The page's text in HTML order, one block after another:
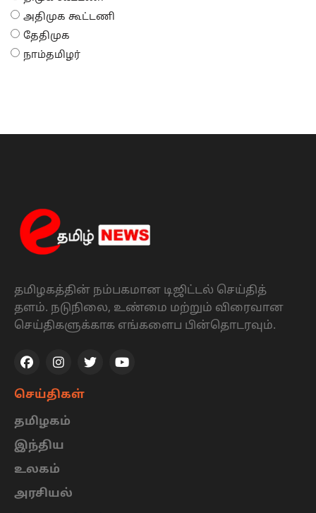
அதிமுக கூட்டணி
தேதிமுக
நாம்தமிழர்
தமிழகத்தின் நம்பகமான டிஜிட்டல் செய்தித்
தளம். நடுநிலை, உண்மை மற்றும் விரைவான
செய்திகளுக்காக எங்களைப பின்தொடரவும்.
செய்திகள்
தமிழகம்
இந்திய
உலகம்
அரசியல்